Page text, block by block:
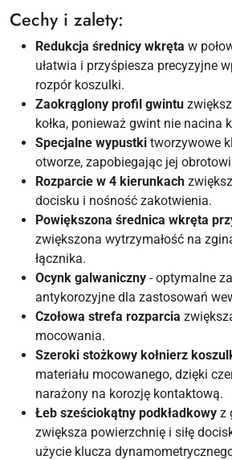
Cechy i zalety:
Redukcja średnicy wkręta w
ułatwia i przyśpiesza precyzyjne
rozpór koszulki.
Zaokrąglony profil gwintu
kołka, ponieważ gwint nie nacina
Specjalne wypustki tworzywowe
otworze, zapobiegając jej
Rozparcie w 4 kierunkach
docisku i nośność zakotwienia.
Powiększona średnica wkręta
zwiększona wytrzymałość na
łącznika.
Ocynk galwaniczny - optymalne
antykorozyjne dla zastosowań
Czołowa strefa rozparcia
mocowania.
Szeroki stożkowy kołnierz
materiału mocowanego, dzięki
narażony na korozję kontaktową.
Łeb sześciokątny podkładkowy z
zwiększa powierzchnię i siłę
użycie klucza